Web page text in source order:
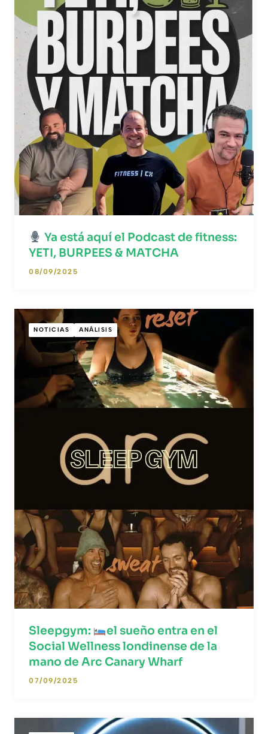
Ya está aquí el Podcast de fitness:
YETI, BURPEES & MATCHA
08/09/2025
NOTICIAS ANÁLISIS
Sleepgym:
el sueño entra en el
Social Wellness londinense de la
mano de Arc Canary Wharf
07/09/2025